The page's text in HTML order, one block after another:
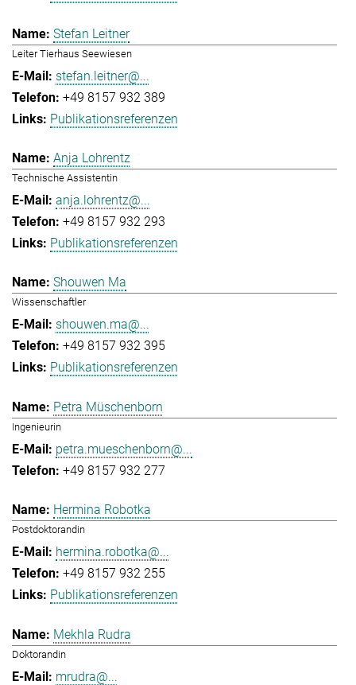
Stefan Leitner
Leiter Tierhaus Seewiesen
stefan.leitner@...
+49 8157 932 389
Publikationsreferenzen
Anja Lohrentz
Technische Assistentin
anja.lohrentz@...
+49 8157 932 293
Publikationsreferenzen
Shouwen Ma
Wissenschaftler
shouwen.ma@...
+49 8157 932 395
Publikationsreferenzen
Petra Müschenborn
Ingenieurin
petra.mueschenborn@...
+49 8157 932 277
Hermina Robotka
Postdoktorandin
hermina.robotka@...
+49 8157 932 255
Publikationsreferenzen
Mekhla Rudra
Doktorandin
mrudra@...